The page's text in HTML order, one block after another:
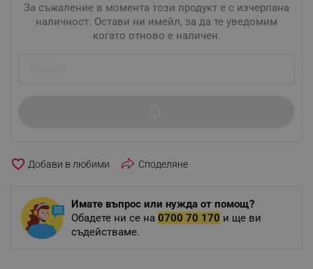
За съжаление в момента този продукт е с изчерпана
наличност. Остави ни имейл, за да те уведомим
когато отново е наличен.
favorite_border Споделяне
Имате въпрос или нужда от помощ?
Обадете ни се на 0700 70 170 и ще ви
съдействаме.